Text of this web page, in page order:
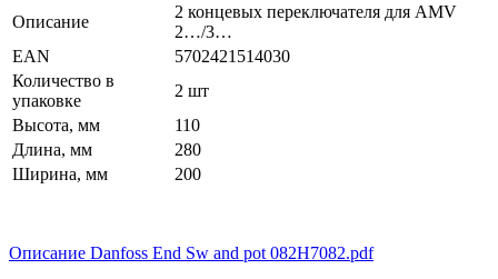
Описание
2 концевых переключателя для AMV
2…/3…
EAN
5702421514030
Количество в
упаковке
2 шт
Высота, мм
110
Длина, мм
280
Ширина, мм
200
Описание Danfoss End Sw and pot 082H7082.pdf